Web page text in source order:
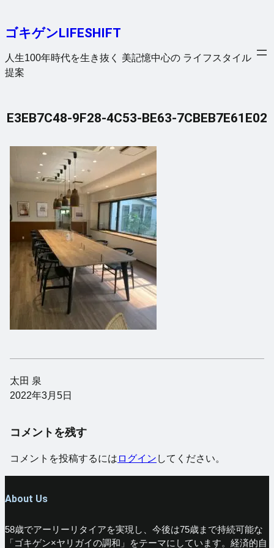
を
ス
キ
ゴキゲンLIFESHIFT
人生100年時代を生き抜く 美記憶中心の ライフスタイル
提案
E3EB7C48-9F28-4C53-BE63-7CBEB7E61E02
太田 泉
2022年3月5日
コメントを残す
コメントを投稿するには ログイン してください。
About Us
58歳でアーリーリタイアを実現し、今後は75歳まで持続可能な
「ゴキゲン×ヤリガイの調和」をテーマにしています。経済的自